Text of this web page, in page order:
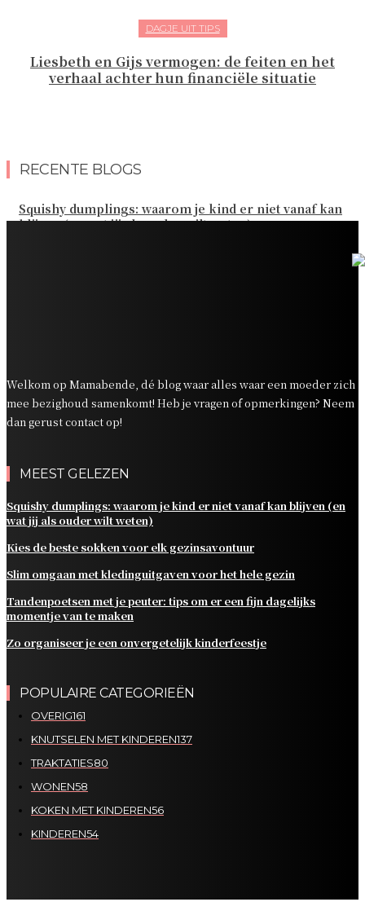
DAGJE UIT TIPS
Liesbeth en Gijs vermogen: de feiten en het
verhaal achter hun financiële situatie
RECENTE BLOGS
Squishy dumplings: waarom je kind er niet vanaf kan
blijven (en wat jij als ouder wilt weten)
Welkom op Mamabende, dé blog waar alles waar een moeder zich
mee bezighoud samenkomt! Heb je vragen of opmerkingen? Neem
dan gerust contact op!
MEEST GELEZEN
Squishy dumplings: waarom je kind er niet vanaf kan blijven (en
wat jij als ouder wilt weten)
Kies de beste sokken voor elk gezinsavontuur
Slim omgaan met kledinguitgaven voor het hele gezin
Tandenpoetsen met je peuter: tips om er een fijn dagelijks
momentje van te maken
Zo organiseer je een onvergetelijk kinderfeestje
POPULAIRE CATEGORIEËN
OVERIG161
KNUTSELEN MET KINDEREN137
TRAKTATIES80
WONEN58
KOKEN MET KINDEREN56
KINDEREN54